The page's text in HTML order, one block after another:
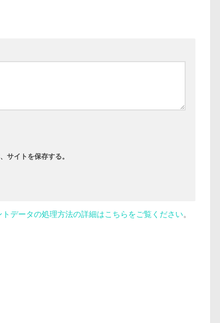
サイトを保存する。
トデータの処理方法の詳細はこちらをご覧ください。